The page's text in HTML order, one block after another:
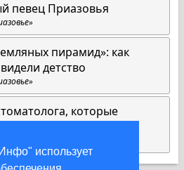
использует
певец Приазовья
пирамид»: как
детство
которые